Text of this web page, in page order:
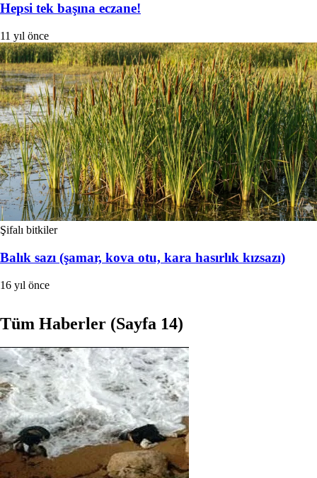
Hepsi tek başına eczane!
11 yıl önce
Şifalı bitkiler
Balık sazı (şamar, kova otu, kara hasırlık kızsazı)
16 yıl önce
Tüm Haberler (Sayfa 14)